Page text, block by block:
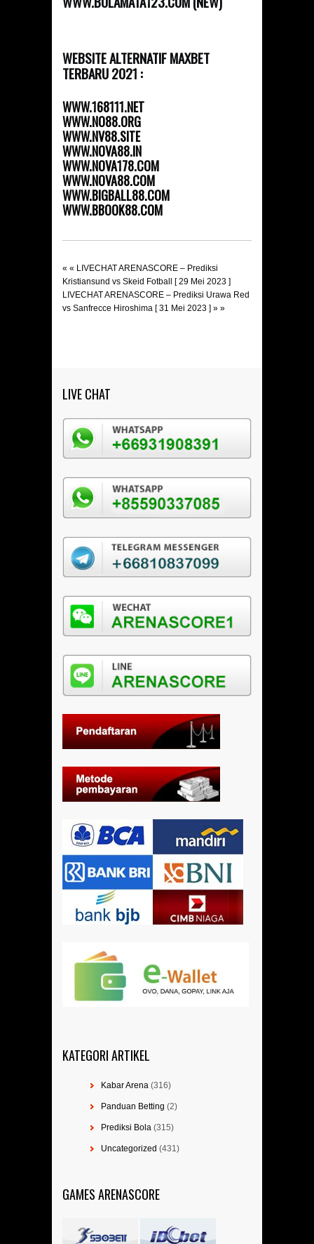
WEBSITE ALTERNATIF MAXBET
TERBARU 2021 :
WWW.168111.NET
WWW.NO88.ORG
WWW.NV88.SITE
WWW.NOVA88.IN
WWW.NOVA178.COM
WWW.NOVA88.COM
WWW.BIGBALL88.COM
WWW.BBOOK88.COM
« « LIVECHAT ARENASCORE – Prediksi
Kristiansund vs Skeid Fotball [ 29 Mei 2023 ]
LIVECHAT ARENASCORE – Prediksi Urawa Red
vs Sanfrecce Hiroshima [ 31 Mei 2023 ] » »
LIVE CHAT
KATEGORI ARTIKEL
Kabar Arena (316)
Panduan Betting (2)
Prediksi Bola (315)
Uncategorized (431)
GAMES ARENASCORE